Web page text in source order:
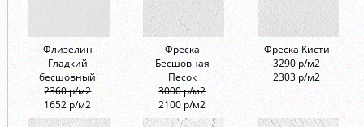
Флизелин
Гладкий
бесшовный
2360 р/м2
1652 р/м2
Фреска
Бесшовная
Песок
3000 р/м2
2100 р/м2
Фреска Кисти
3290 р/м2
2303 р/м2